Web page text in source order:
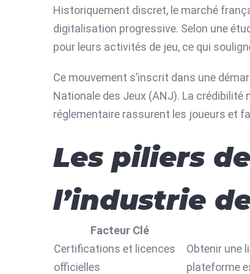
Historiquement discret, le marché
digitalisation progressive. Selon une
pour leurs activités de jeu, ce qui
Ce mouvement s’inscrit dans une
Nationale des Jeux (ANJ). La
réglementaire rassurent les joueurs et
Les piliers
l’industrie
Facteur Clé
Certifications et licences
officielles
Obtenir une
plateforme